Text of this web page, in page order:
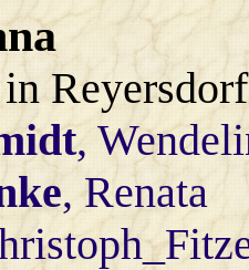
Reyersdorf
,
, Renata